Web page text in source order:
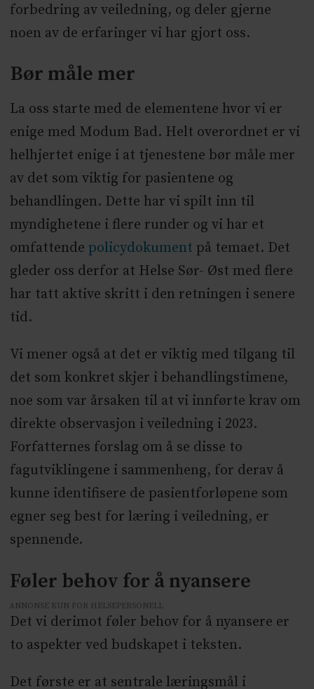
forbedring av veiledning, og deler gjerne
noen av de erfaringer vi har gjort oss.
Bør måle mer
La oss starte med de elementene hvor vi er
enige med Modum Bad. Helt overordnet er vi
helhjertet enige i at tjenestene bør måle mer
av det som viktig for pasientene og
behandlingen. Dette har vi spilt inn til
myndighetene i flere runder og vi har et
omfattende policydokument på temaet. Det
gleder oss derfor at Helse Sør- Øst med flere
har tatt aktive skritt i den retningen i senere
tid.
Vi mener også at det er viktig med tilgang til
det som konkret skjer i behandlingstimene,
noe som var årsaken til at vi innførte krav om
direkte observasjon i veiledning i 2023.
Forfatternes forslag om å se disse to
fagutviklingene i sammenheng, for derav å
kunne identifisere de pasientforløpene som
egner seg best for læring i veiledning, er
spennende.
Føler behov for å nyansere
ANNONSE KUN FOR HELSEPERSONELL
Det vi derimot føler behov for å nyansere er
to aspekter ved budskapet i teksten.
Det første er at sentrale læringsmål i